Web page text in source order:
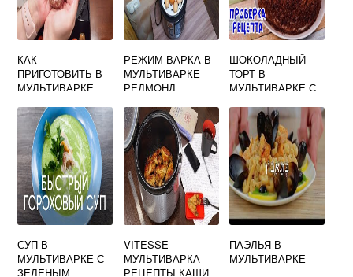
КАК
ПРИГОТОВИТЬ В
МУЛЬТИВАРКЕ
ПАРУ
РЕЖИМ ВАРКА В
МУЛЬТИВАРКЕ
РЕДМОНД
ШОКОЛАДНЫЙ
ТОРТ В
МУЛЬТИВАРКЕ С
СУП В
МУЛЬТИВАРКЕ С
ЗЕЛЕНЫМ
VITESSE
МУЛЬТИВАРКА
РЕЦЕПТЫ КАШИ
ПАЭЛЬЯ В
МУЛЬТИВАРКЕ